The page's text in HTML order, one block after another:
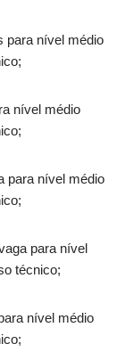
para nível médio
nível médio
para nível médio
para nível
técnico;
nível médio